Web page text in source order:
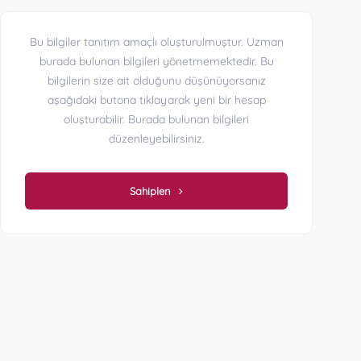
Bu bilgiler tanıtım amaçlı oluşturulmuştur. Uzman
burada bulunan bilgileri yönetmemektedir. Bu
bilgilerin size ait olduğunu düşünüyorsanız
aşağıdaki butona tıklayarak yeni bir hesap
oluşturabilir. Burada bulunan bilgileri
düzenleyebilirsiniz.
Sahiplen